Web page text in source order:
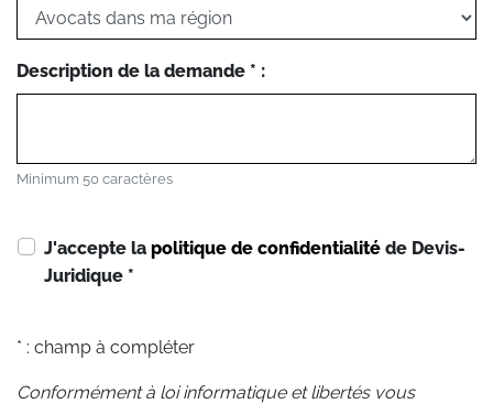
Description de la demande * :
Minimum 50 caractères
J'accepte la politique de confidentialité de Devis-
Juridique *
* : champ à compléter
Conformément à loi informatique et libertés vous